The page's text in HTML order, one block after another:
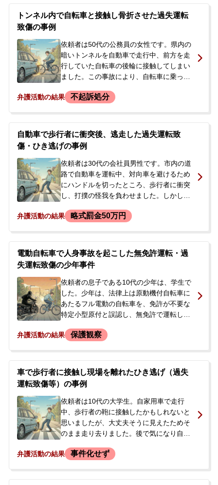
ものと誤認し、救護措置を講じずにその場
を走り去りました。事故から約1ヶ月半後、
受けました。その際、捜査官から厳しい口
調で追及されたことで、今後の刑事処分へ
の不安を覚え、被害者との示談を希望して
当事務所へ相談に来られました。依頼者に
トンネル内で自転車と接触し骨折させた過失運転
致傷の事例
依頼者は50代の公務員の女性です。県内の
暗いトンネルを自動車で走行中、前方を走
行していた自転車の後輪に接触してしまい
ました。この事故により、自転車に乗って
することになりました。事故直後、警察が
ました。依頼者は公務員という立場から不
起訴処分を強く希望し、当事務所へ相談に
来られました。被害者からは高価な自転車
の買い替え費用などを要望されている状況
でした。
弁護活動の結果 不起訴処分
自動車で歩行者に衝突後、逃走した過失運転致
傷・ひき逃げの事例
依頼者は30代の会社員男性です。市内の道
路で自動車を運転中、対向車を避けるため
にハンドルを切ったところ、歩行者に衝突
し、打撲の怪我を負わせました。しかし、
ち去ってしまいました（ひき逃げ）。依頼
出されるのを待っている状況で、起訴され
ないようにしてほしいと当事務所に相談さ
れました。
弁護活動の結果 略式罰金50万円
電動自転車で人身事故を起こした無免許運転・過
失運転致傷の少年事件
依頼者の息子である10代の少年は、学生で
した。少年は、法律上は原動機付自転車に
あたるフル電動の自転車を、免許が不要な
特定小型原付と誤認し、無免許で運転して
らず、自賠責保険にも加入していませんで
男性にむちうちなどの怪我を負わせる事故
を起こしました。事故後、警察からは被害
者の怪我の程度によっては危険運転致傷罪
での立件も示唆されていました。今後の刑
事処分の見通しや、被害者との示談につい
て不安を抱いたご両親が、当事務所に相談
に来られました。少年はADHDの診断を受
審判を受けた経験がありました。
弁護活動の結果 保護観察
車で歩行者に接触し現場を離れたひき逃げ（過失
運転致傷等）の事例
依頼者は10代の大学生。自家用車で走行
中、歩行者の鞄に接触したかもしれないと
思いましたが、大丈夫そうに見えたためそ
のまま走り去りました。後で気になり自ら
ことを知らされ、警察署へ出頭。そこで被
弁護活動の結果 事件化せず